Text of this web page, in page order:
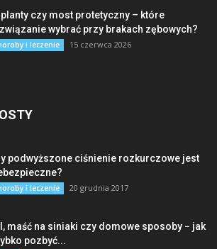
czy most protetyczny – które
wybrać przy brakach zębowych?
i leczenie 15 czerwca 2026
podwyższone ciśnienie rozkurczowe jest
i leczenie 20 grudnia 2017
maść na siniaki czy domowe sposoby − jak
pozbyć...